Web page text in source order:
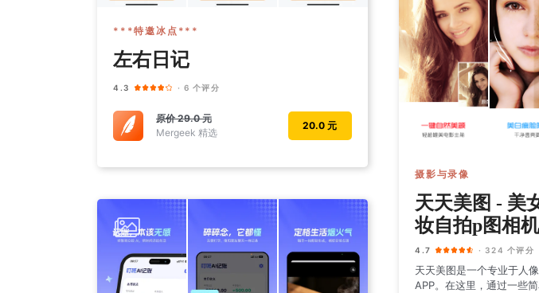
***特邀冰点***
左右日记
4.3 · 6 个评分
原价29.0 元
Mergeek 精选
20.0 元
摄影与录像
天天美图 - 美
妆自拍p图相机
4.7 · 324 个评分
天天美图是一个专业于人
APP。在这里，通过一些